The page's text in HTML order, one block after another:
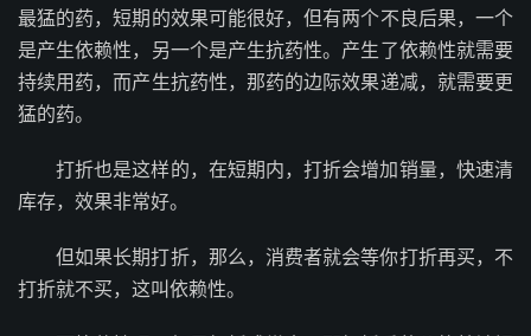
最猛的药，短期的效果可能很好，但有两个不良后果，一个
是产生依赖性，另一个是产生抗药性。产生了依赖性就需要
持续用药，而产生抗药性，那药的边际效果递减，就需要更
猛的药。
打折也是这样的，在短期内，打折会增加销量，快速清
库存，效果非常好。
但如果长期打折，那么，消费者就会等你打折再买，不
打折就不买，这叫依赖性。